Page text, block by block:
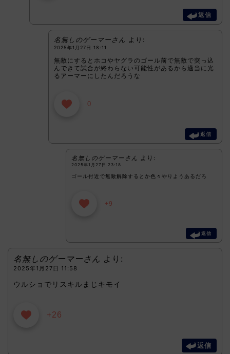
返信
名無しのゲーマーさん より:
2025年1月27日 18:11
無敵にするとホコやヤグラのゴール前で無敵で突っ込
んできて試合が終わらない可能性があるから適当に光
るアーマーにしたんだろうな
0
返信
名無しのゲーマーさん より:
2025年1月27日 23:18
ゴール付近で無敵解除するとか色々やりようあるだろ
+9
返信
名無しのゲーマーさん より:
2025年1月27日 11:58
ウルショでリスキルまじキモイ
+26
返信